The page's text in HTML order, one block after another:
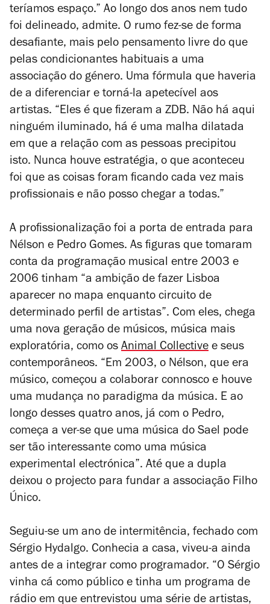
teríamos espaço.” Ao longo dos anos nem tudo
foi delineado, admite. O rumo fez-se de forma
desafiante, mais pelo pensamento livre do que
pelas condicionantes habituais a uma
associação do género. Uma fórmula que haveria
de a diferenciar e torná-la apetecível aos
artistas. “Eles é que fizeram a ZDB. Não há aqui
ninguém iluminado, há é uma malha dilatada
em que a relação com as pessoas precipitou
isto. Nunca houve estratégia, o que aconteceu
foi que as coisas foram ficando cada vez mais
profissionais e não posso chegar a todas.”
A profissionalização foi a porta de entrada para
Nélson e Pedro Gomes. As figuras que tomaram
conta da programação musical entre 2003 e
2006 tinham “a ambição de fazer Lisboa
aparecer no mapa enquanto circuito de
determinado perfil de artistas”. Com eles, chega
uma nova geração de músicos, música mais
exploratória, como os Animal Collective e seus
contemporâneos. “Em 2003, o Nélson, que era
músico, começou a colaborar connosco e houve
uma mudança no paradigma da música. E ao
longo desses quatro anos, já com o Pedro,
começa a ver-se que uma música do Sael pode
ser tão interessante como uma música
experimental electrónica”. Até que a dupla
deixou o projecto para fundar a associação Filho
Único.
Seguiu-se um ano de intermitência, fechado com
Sérgio Hydalgo. Conhecia a casa, viveu-a ainda
antes de a integrar como programador. “O Sérgio
vinha cá como público e tinha um programa de
rádio em que entrevistou uma série de artistas,